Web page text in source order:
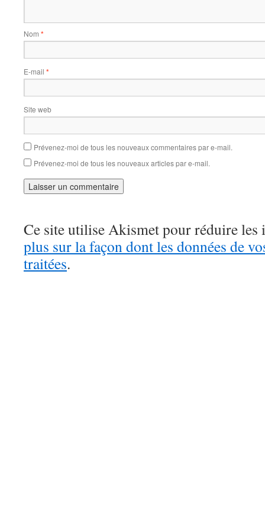
Nom *
E-mail *
Site web
Prévenez-moi de tous les nouveaux commentaires par e-mail.
Prévenez-moi de tous les nouveaux articles par e-mail.
Ce site utilise Akismet pour réduire les
plus sur la façon dont les données de
traitées.